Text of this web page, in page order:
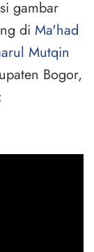
gambar
di Ma'had
Mutqin
Bogor,